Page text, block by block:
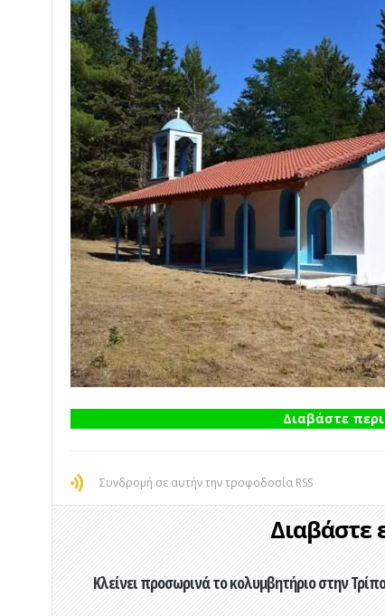
Διαβάστε
Συνδρομή σε αυτήν την τροφοδοσία RSS
Διαβάστε
Κλείνει προσωρινά το κολυμβητήριο στην